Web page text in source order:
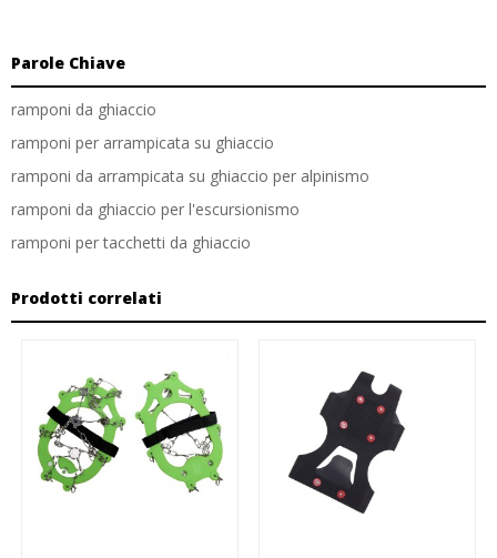
Parole Chiave
ramponi da ghiaccio
ramponi per arrampicata su ghiaccio
ramponi da arrampicata su ghiaccio per alpinismo
ramponi da ghiaccio per l'escursionismo
ramponi per tacchetti da ghiaccio
Prodotti correlati